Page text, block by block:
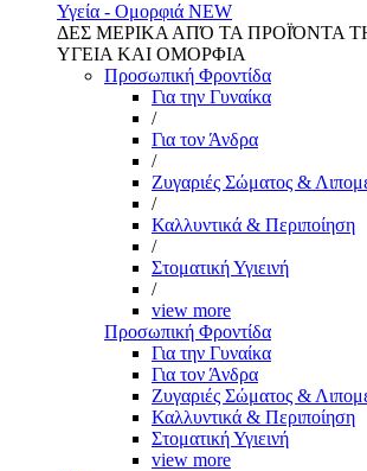
Υγεία - Ομορφιά NEW
ΔΕΣ ΜΕΡΙΚΑ ΑΠΌ ΤΑ ΠΡΟΪΌΝΤΑ
ΥΓΕΙΑ ΚΑΙ ΟΜΟΡΦΙΑ
Προσωπική Φροντίδα
Για την Γυναίκα
/
Για τον Άνδρα
/
Ζυγαριές Σώματος &
/
Καλλυντικά & Περιποίηση
/
Στοματική Υγιεινή
/
view more
Προσωπική Φροντίδα
Για την Γυναίκα
Για τον Άνδρα
Ζυγαριές Σώματος &
Καλλυντικά & Περιποίηση
Στοματική Υγιεινή
view more